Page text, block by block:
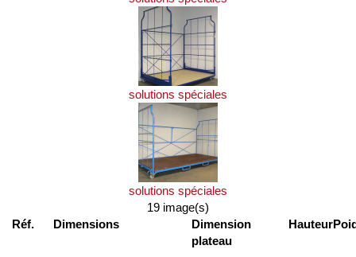
solutions spéciales
solutions spéciales
19 image(s)
Réf.
Dimensions
Dimension
plateau
Hauteur